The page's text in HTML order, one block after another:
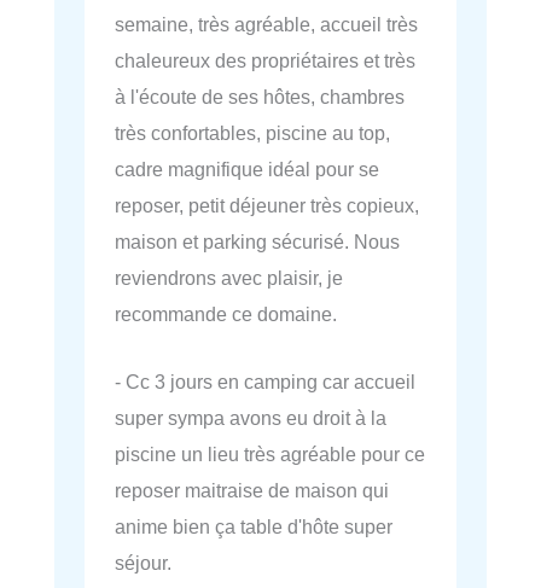
semaine, très agréable, accueil très
chaleureux des propriétaires et très
à l'écoute de ses hôtes, chambres
très confortables, piscine au top,
cadre magnifique idéal pour se
reposer, petit déjeuner très copieux,
maison et parking sécurisé. Nous
reviendrons avec plaisir, je
recommande ce domaine.
- Cc 3 jours en camping car accueil
super sympa avons eu droit à la
piscine un lieu très agréable pour ce
reposer maitraise de maison qui
anime bien ça table d'hôte super
séjour.